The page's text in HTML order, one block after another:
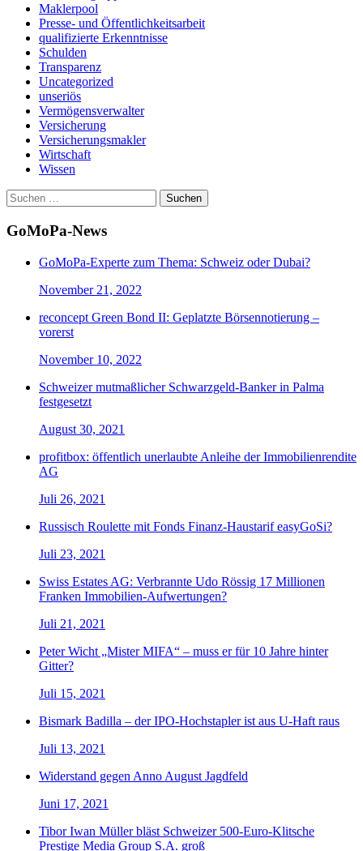
Maklerpool
Presse- und Öffentlichkeitsarbeit
qualifizierte Erkenntnisse
Schulden
Transparenz
Uncategorized
unseriös
Vermögensverwalter
Versicherung
Versicherungsmakler
Wirtschaft
Wissen
Suchen
nach:
GoMoPa-News
GoMoPa-Experte zum Thema: Schweiz oder Dubai?
November 21, 2022
reconcept Green Bond II: Geplatzte Börsennotierung –
vorerst
November 10, 2022
Schweizer mutmaßlicher Schwarzgeld-Banker in Palma
festgesetzt
August 30, 2021
profitbox: öffentlich unerlaubte Anleihe der Immobilienrendite
AG
Juli 26, 2021
Russisch Roulette mit Fonds Finanz-Haustarif easyGoSi?
Juli 23, 2021
Swiss Estates AG: Verbrannte Udo Rössig 17 Millionen
Franken Immobilien-Aufwertungen?
Juli 21, 2021
Peter Wicht „Mister MIFA“ – muss er für 10 Jahre hinter
Gitter?
Juli 15, 2021
Bismark Badilla – der IPO-Hochstapler ist aus U-Haft raus
Juli 13, 2021
Widerstand gegen Anno August Jagdfeld
Juni 17, 2021
Tibor Iwan Müller bläst Schweizer 500-Euro-Klitsche
Prestige Media Group S.A. groß